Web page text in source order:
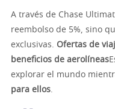
A través de Chase
reembolso de 5%, sino
exclusivas. Ofertas de
beneficios de aerolíneas
explorar el mundo
para ellos.